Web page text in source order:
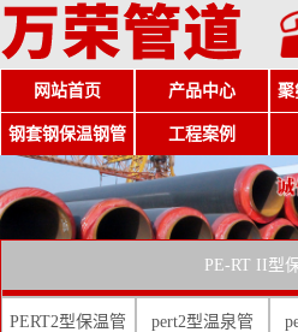
网站首页 产品中心 聚
钢套钢保温钢管 工程案例
PE-RT II型
PERT2型保温管 pert2型温泉管